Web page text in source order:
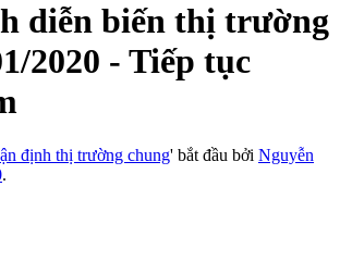
diễn biến thị trường
2020 - Tiếp tục
định thị trường chung' bắt đầu bởi Nguyễn
.